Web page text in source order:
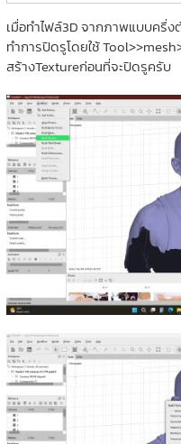
เมื่อทำไฟล์3D จากภาพแบบครึ่ง
ทำการปิดรูโดยใช้
สร้างTextureก่อนที่จะปิดรูครับ